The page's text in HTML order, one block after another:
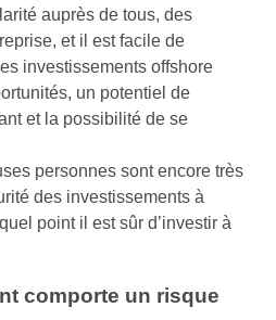
auprès de tous, des
et il est facile de
investissements offshore
un potentiel de
et la possibilité de se
personnes sont encore très
des investissements à
point il est sûr d’investir à
comporte un risque